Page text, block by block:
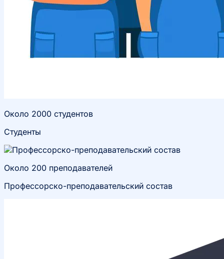
Около 2000 студентов
Студенты
Около 200 преподавателей
Профессорско-преподавательский состав